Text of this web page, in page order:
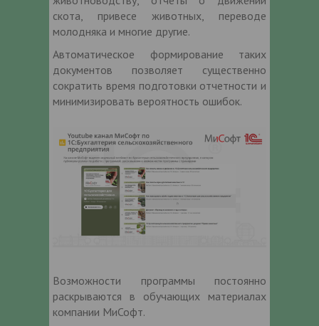
скота, привесе животных, переводе
молодняка и многие другие.
Автоматическое формирование таких
документов позволяет существенно
сократить время подготовки отчетности и
минимизировать вероятность ошибок.
Возможности программы постоянно
раскрываются в обучающих материалах
компании МиСофт.